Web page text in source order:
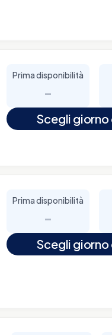
Prima disponibilità
-
Scegli giorno
Prima disponibilità
-
Scegli giorno